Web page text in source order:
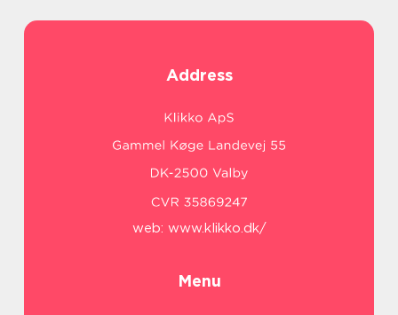
Address
web: www.klikko.dk/
Menu